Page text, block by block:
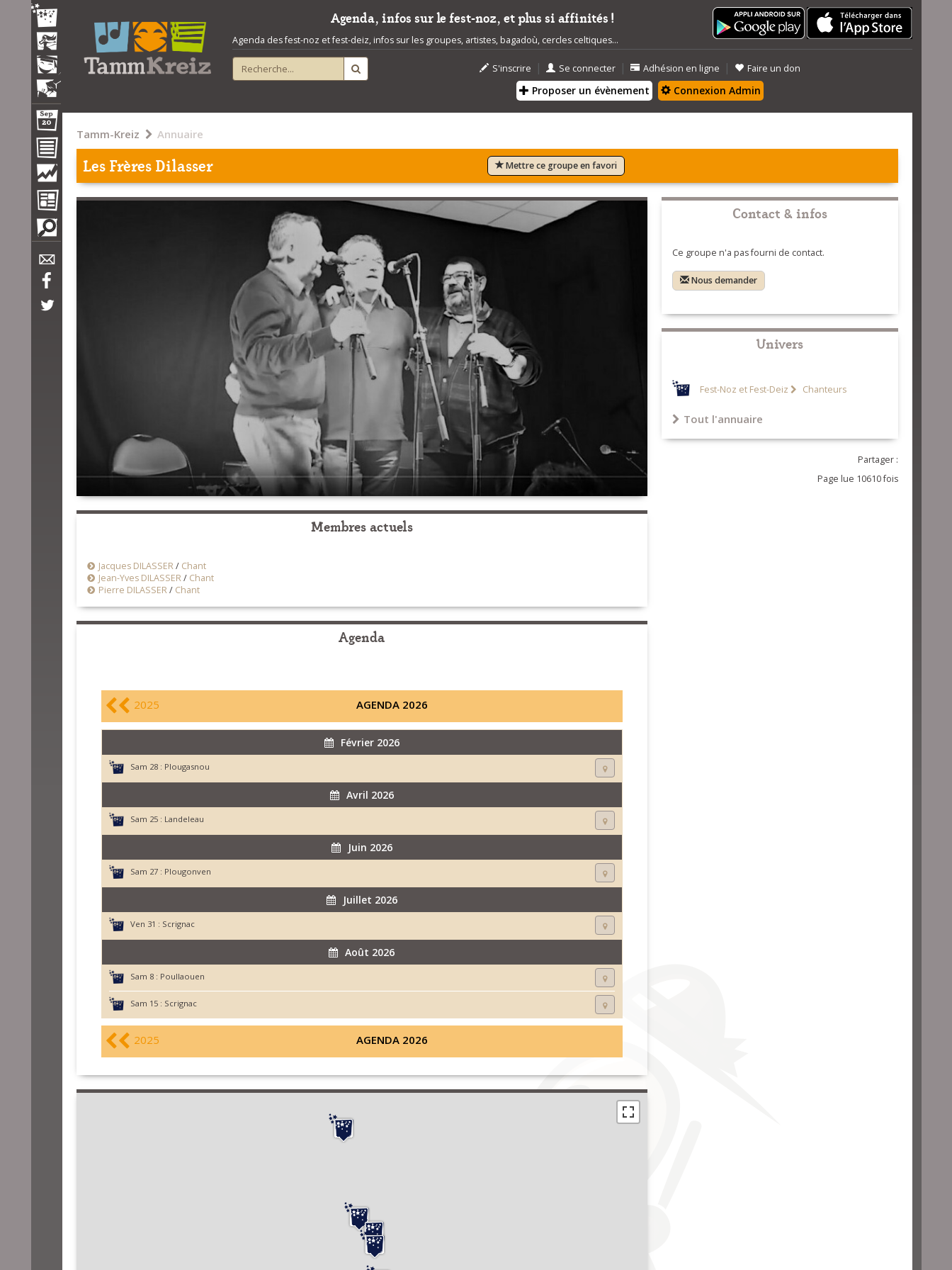
Agenda, infos sur le fest-noz, et plus si affinités !
Agenda des fest-noz et fest-deiz, infos sur les groupes, artistes, bagadoù, cercles celtiques...
S'inscrire | Se connecter | Adhésion en ligne | Faire un don
Proposer un évènement Connexion Admin
Tamm-Kreiz Annuaire
Les Frères Dilasser Mettre ce groupe en favori
Membres actuels
Jacques DILASSER/ Chant
Jean-Yves DILASSER/ Chant
Pierre DILASSER/ Chant
Agenda
2025 AGENDA 2026
Février 2026
Sam 28 : Plougasnou
Avril 2026
Sam 25 : Landeleau
Juin 2026
Sam 27 : Plougonven
Juillet 2026
Ven 31 : Scrignac
Août 2026
Sam 8 : Poullaouen
Sam 15 : Scrignac
2025 AGENDA 2026
Contact & infos
Ce groupe n'a pas fourni de contact.
Nous demander
Univers
Fest-Noz et Fest-Deiz Chanteurs
Tout l'annuaire
Partager :
Page lue 10610 fois